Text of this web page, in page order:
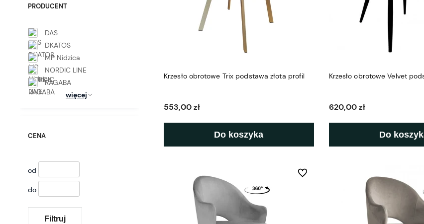
PRODUCENT
DAS
DKATOS
MP Nidzica
NORDIC LINE
RAGABA
więcej
CENA
od
do
Filtruj
Krzesło obrotowe Trix podstawa złota profil
553,00 zł
Do koszyka
Krzesło obrotowe Velvet
620,00 zł
Do
Do ulubionych